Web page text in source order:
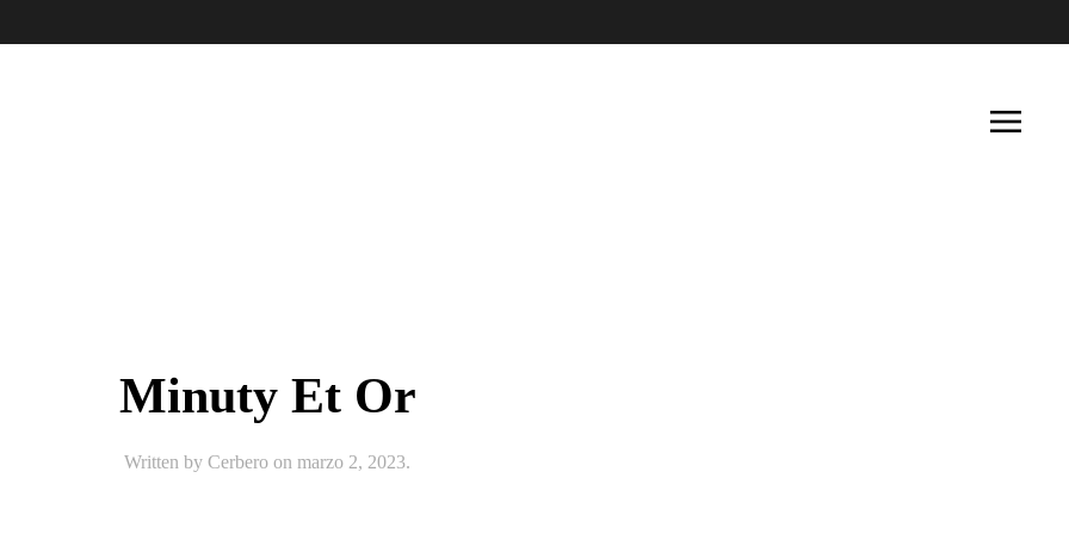
Minuty Et Or
Written by Cerbero on marzo 2, 2023.